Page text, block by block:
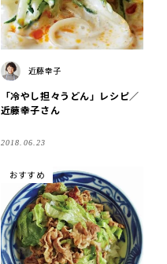
近藤幸子
「冷やし担々うどん」レシピ／
近藤幸子さん
2018.06.23
おすすめ